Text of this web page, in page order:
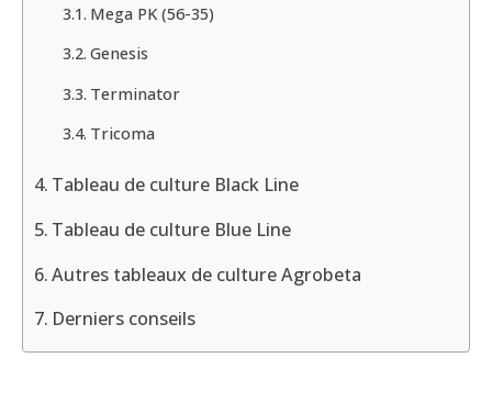
Mega PK (56-35)
Genesis
Terminator
Tricoma
Tableau de culture Black Line
Tableau de culture Blue Line
Autres tableaux de culture Agrobeta
Derniers conseils